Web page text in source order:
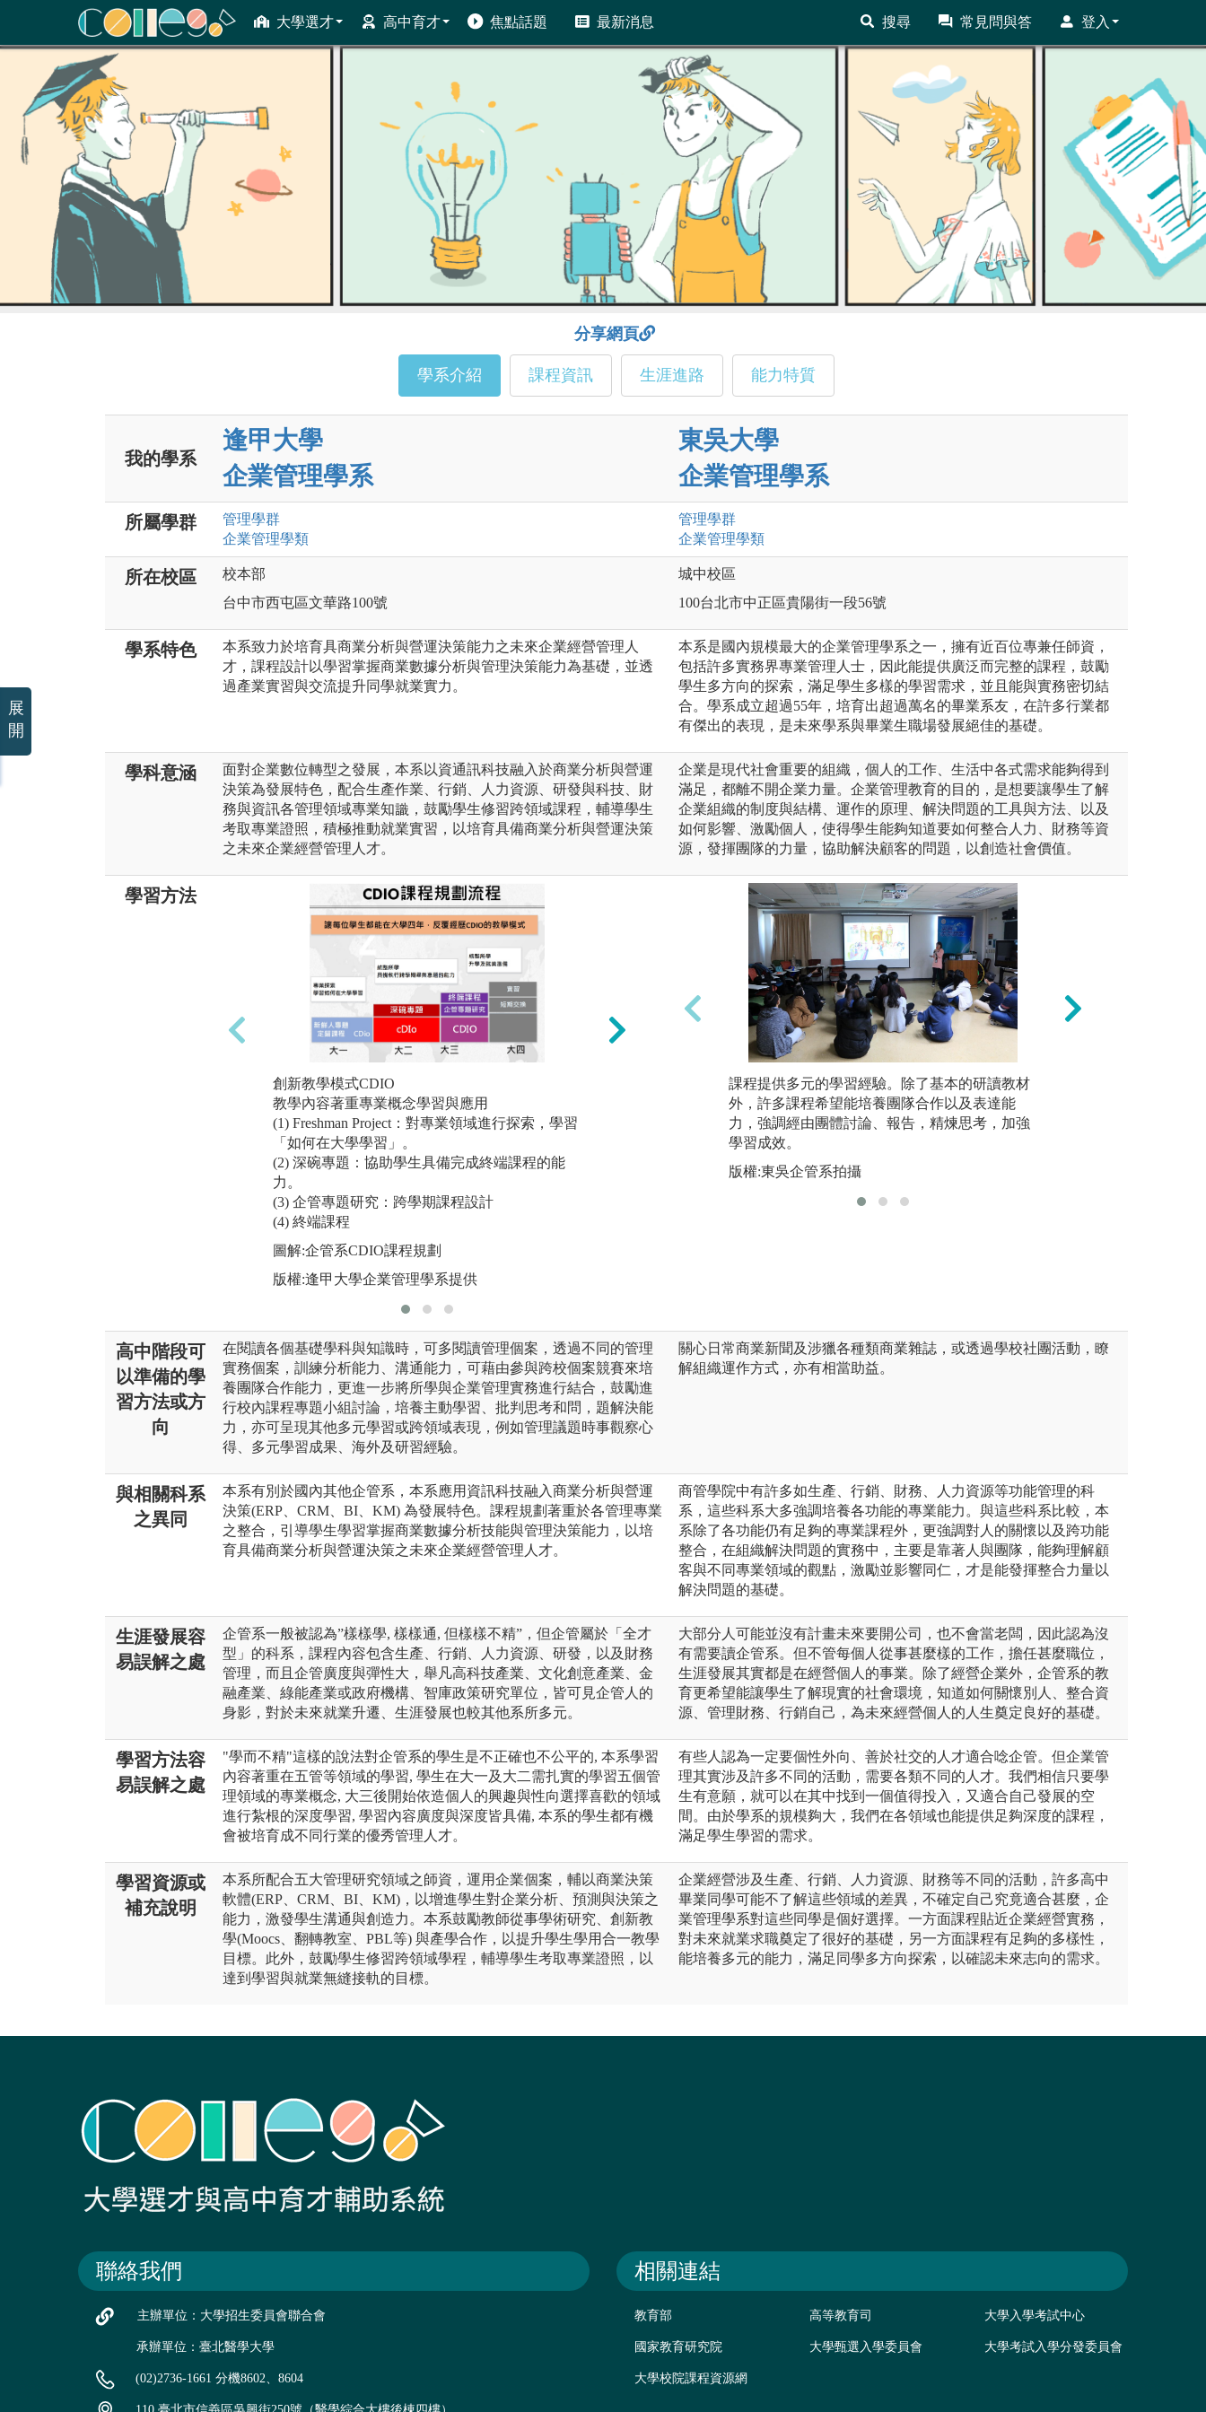
大學選才 高中育才 焦點話題 最新消息 搜尋 常見問與答 登入
ColleGo! 大學選才與高中育才輔助系統
分享網頁
學系介紹 課程資訊 生涯進路 能力特質
我的學系
逢甲大學
企業管理學系
東吳大學
企業管理學系
所屬學群 管理學群
企業管理學類
管理學群
企業管理學類
所在校區
校本部
台中市西屯區文華路100號
城中校區
100台北市中正區貴陽街一段56號
學系特色
本系致力於培育具商業分析與營運決策能力之未來企業經營管理人
才，課程設計以學習掌握商業數據分析與管理決策能力為基礎，並透
過產業實習與交流提升同學就業實力。
本系是國內規模最大的企業管理學系之一，擁有近百位專兼任師資，
包括許多實務界專業管理人士，因此能提供廣泛而完整的課程，鼓勵
學生多方向的探索，滿足學生多樣的學習需求，並且能與實務密切結
合。學系成立超過55年，培育出超過萬名的畢業系友，在許多行業都
有傑出的表現，是未來學系與畢業生職場發展絕佳的基礎。
學科意涵
面對企業數位轉型之發展，本系以資通訊科技融入於商業分析與營運
決策為發展特色，配合生產作業、行銷、人力資源、研發與科技、財
務與資訊各管理領域專業知識，鼓勵學生修習跨領域課程，輔導學生
考取專業證照，積極推動就業實習，以培育具備商業分析與營運決策
之未來企業經營管理人才。
企業是現代社會重要的組織，個人的工作、生活中各式需求能夠得到
滿足，都離不開企業力量。企業管理教育的目的，是想要讓學生了解
企業組織的制度與結構、運作的原理、解決問題的工具與方法、以及
如何影響、激勵個人，使得學生能夠知道要如何整合人力、財務等資
源，發揮團隊的力量，協助解決顧客的問題，以創造社會價值。
學習方法
創新教學模式CDIO
教學內容著重專業概念學習與應用
(1) Freshman Project：對專業領域進行探索，學習
「如何在大學學習」。
(2) 深碗專題：協助學生具備完成終端課程的能
力。
(3) 企管專題研究：跨學期課程設計
(4) 終端課程
圖解:企管系CDIO課程規劃
版權:逢甲大學企業管理學系提供
個案學習法 (Case study)
透過個案教學方式，結合理論與實務以增進企管
系(所)學生對企業實務運作之了解，另外，藉由
參與競賽，強化學生理論與實務結合之能力。
圖解:學生參加2018中區個案競賽勇奪佳績
版權:逢甲大學企業管理學系提供
課程提供多元的學習經驗。除了基本的研讀教材
外，許多課程希望能培養團隊合作以及表達能
力，強調經由團體討論、報告，精煉思考，加強
學習成效。
版權:東吳企管系拍攝
高中階段可
以準備的學
習方法或方
向
在閱讀各個基礎學科與知識時，可多閱讀管理個案，透過不同的管理
實務個案，訓練分析能力、溝通能力，可藉由參與跨校個案競賽來培
養團隊合作能力，更進一步將所學與企業管理實務進行結合，鼓勵進
行校內課程專題小組討論，培養主動學習、批判思考和問，題解決能
力，亦可呈現其他多元學習或跨領域表現，例如管理議題時事觀察心
得、多元學習成果、海外及研習經驗。
關心日常商業新聞及涉獵各種類商業雜誌，或透過學校社團活動，瞭
解組織運作方式，亦有相當助益。
與相關科系
之異同
本系有別於國內其他企管系，本系應用資訊科技融入商業分析與營運
決策(ERP、CRM、BI、KM) 為發展特色。課程規劃著重於各管理專業
之整合，引導學生學習掌握商業數據分析技能與管理決策能力，以培
育具備商業分析與營運決策之未來企業經營管理人才。
商管學院中有許多如生產、行銷、財務、人力資源等功能管理的科
系，這些科系大多強調培養各功能的專業能力。與這些科系比較，本
系除了各功能仍有足夠的專業課程外，更強調對人的關懷以及跨功能
整合，在組織解決問題的實務中，主要是靠著人與團隊，能夠理解顧
客與不同專業領域的觀點，激勵並影響同仁，才是能發揮整合力量以
解決問題的基礎。
生涯發展容
易誤解之處
企管系一般被認為”樣樣學, 樣樣通, 但樣樣不精”，但企管屬於「全才
型」的科系，課程內容包含生產、行銷、人力資源、研發，以及財務
管理，而且企管廣度與彈性大，舉凡高科技產業、文化創意產業、金
融產業、綠能產業或政府機構、智庫政策研究單位，皆可見企管人的
身影，對於未來就業升遷、生涯發展也較其他系所多元。
大部分人可能並沒有計畫未來要開公司，也不會當老闆，因此認為沒
有需要讀企管系。但不管每個人從事甚麼樣的工作，擔任甚麼職位，
生涯發展其實都是在經營個人的事業。除了經營企業外，企管系的教
育更希望能讓學生了解現實的社會環境，知道如何關懷別人、整合資
源、管理財務、行銷自己，為未來經營個人的人生奠定良好的基礎。
學習方法容
易誤解之處
"學而不精"這樣的說法對企管系的學生是不正確也不公平的, 本系學習
內容著重在五管等領域的學習, 學生在大一及大二需扎實的學習五個管
理領域的專業概念, 大三後開始依造個人的興趣與性向選擇喜歡的領域
進行紮根的深度學習, 學習內容廣度與深度皆具備, 本系的學生都有機
會被培育成不同行業的優秀管理人才。
有些人認為一定要個性外向、善於社交的人才適合唸企管。但企業管
理其實涉及許多不同的活動，需要各類不同的人才。我們相信只要學
生有意願，就可以在其中找到一個值得投入，又適合自己發展的空
間。由於學系的規模夠大，我們在各領域也能提供足夠深度的課程，
滿足學生學習的需求。
學習資源或
補充說明
本系所配合五大管理研究領域之師資，運用企業個案，輔以商業決策
軟體(ERP、CRM、BI、KM)，以增進學生對企業分析、預測與決策之
能力，激發學生溝通與創造力。本系鼓勵教師從事學術研究、創新教
學(Moocs、翻轉教室、PBL等) 與產學合作，以提升學生學用合一教學
目標。此外，鼓勵學生修習跨領域學程，輔導學生考取專業證照，以
達到學習與就業無縫接軌的目標。
企業經營涉及生產、行銷、人力資源、財務等不同的活動，許多高中
畢業同學可能不了解這些領域的差異，不確定自己究竟適合甚麼，企
業管理學系對這些同學是個好選擇。一方面課程貼近企業經營實務，
對未來就業求職奠定了很好的基礎，另一方面課程有足夠的多樣性，
能培養多元的能力，滿足同學多方向探索，以確認未來志向的需求。
聯絡我們
主辦單位：大學招生委員會聯合會
承辦單位：臺北醫學大學
(02)2736-1661 分機8602、8604
相關連結
教育部 高等教育司 大學入學考試中心
國家教育研究院 大學甄選入學委員會 大學考試入學分發委員會
大學校院課程資源網
展
開